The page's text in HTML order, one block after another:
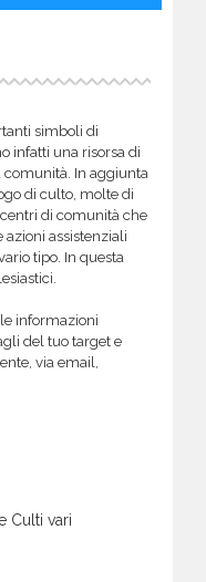
simboli di
infatti una risorsa di
In aggiunta
di culto, molte di
di comunità che
azioni assistenziali
tipo. In questa
informazioni
del tuo target e
via email,
Culti vari